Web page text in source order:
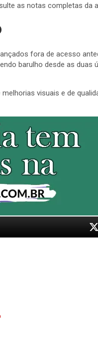
as notas completas da
fora de acesso
barulho desde as
visuais e de